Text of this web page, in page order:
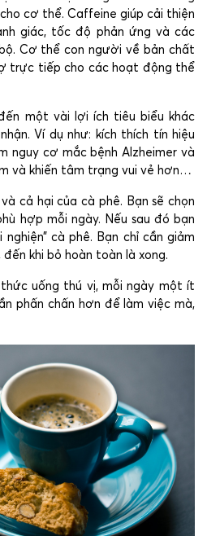
cơ thể. Caffeine giúp cải thiện
giác, tốc độ phản ứng và các
Cơ thể con người về bản chất
trực tiếp cho các hoạt động thể
một vài lợi ích tiêu biểu khác
Ví dụ như: kích thích tín hiệu
nguy cơ mắc bệnh Alzheimer và
và khiến tâm trạng vui vẻ hơn…
cả hại của cà phê. Bạn sẽ chọn
hợp mỗi ngày. Nếu sau đó bạn
cà phê. Bạn chỉ cần giảm
khi bỏ hoàn toàn là xong.
thức uống thú vị, mỗi ngày một ít
phấn chấn hơn để làm việc mà,